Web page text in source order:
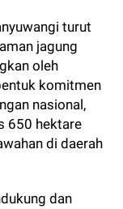
turut
jagung
oleh
komitmen
nasional,
650 hektare
di daerah
dan